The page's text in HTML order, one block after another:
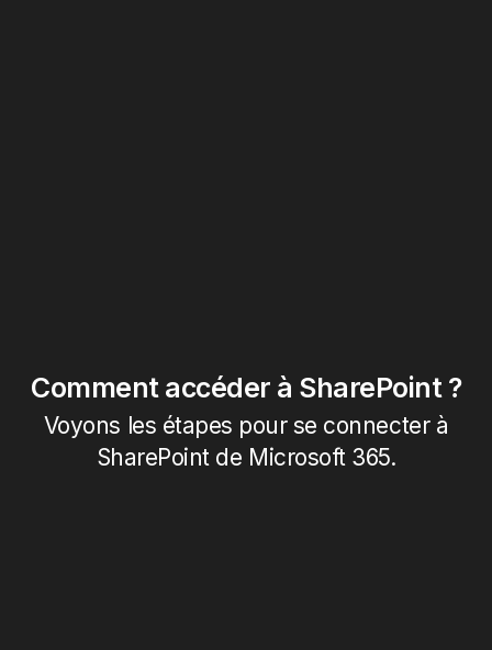
Comment accéder à SharePoint ?
Voyons les étapes pour se connecter à
SharePoint de Microsoft 365.